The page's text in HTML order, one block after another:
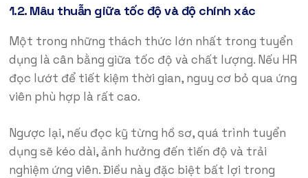
1.2. Mâu thuẫn giữa tốc độ và độ chính xác
Một trong những thách thức lớn nhất trong tuyển
dụng là cân bằng giữa tốc độ và chất lượng. Nếu HR
đọc lướt để tiết kiệm thời gian, nguy cơ bỏ qua ứng
viên phù hợp là rất cao.
Ngược lại, nếu đọc kỹ từng hồ sơ, quá trình tuyển
dụng sẽ kéo dài, ảnh hưởng đến tiến độ và trải
nghiệm ứng viên. Điều này đặc biệt bất lợi trong